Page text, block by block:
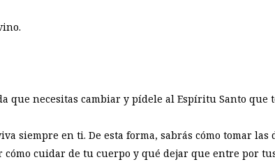
que necesitas cambiar y pídele al Espíritu Santo que
siempre en ti. De esta forma, sabrás cómo tomar las
cuidar de tu cuerpo y qué dejar que entre por